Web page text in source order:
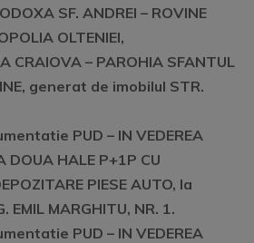
SF. ANDREI – ROVINE
OLTENIEI,
CRAIOVA – PAROHIA SFANTUL
generat de imobilul STR.
PUD – IN VEDEREA
DOUA HALE P+1P CU
PIESE AUTO, la
EMIL MARGHITU, NR. 1.
PUD – IN VEDEREA